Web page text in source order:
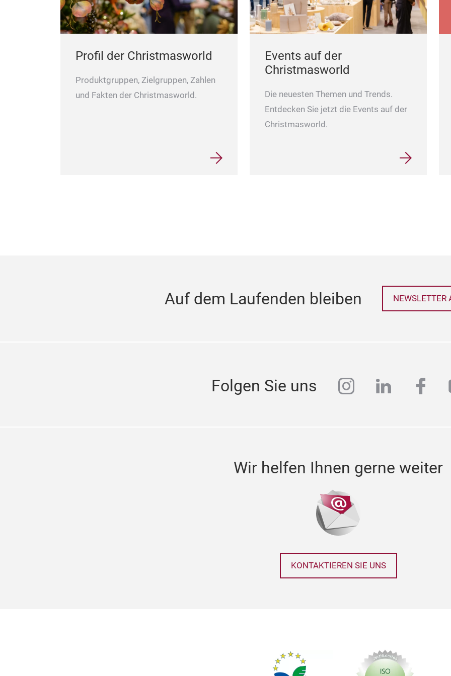
Profil der Christmasworld
Produktgruppen, Zielgruppen, Zahlen
und Fakten der Christmasworld.
Events auf der
Christmasworld
Die neuesten Themen und Trends.
Entdecken Sie jetzt die Events auf der
Christmasworld.
Auf dem Laufenden bleiben NEWSLETTER
Folgen Sie uns instagram
linkedin
Wir helfen Ihnen gerne weiter
KONTAKTIEREN SIE UNS